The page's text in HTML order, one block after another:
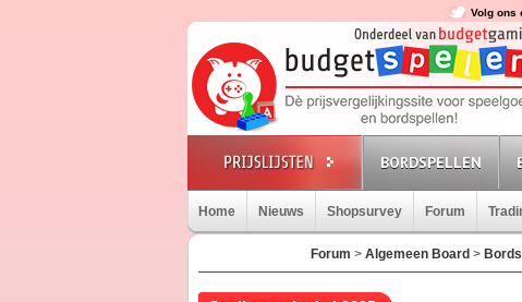
Volg ons
BORDSPELLEN
Home Nieuws Shopsurvey Forum
Forum > Algemeen Board >